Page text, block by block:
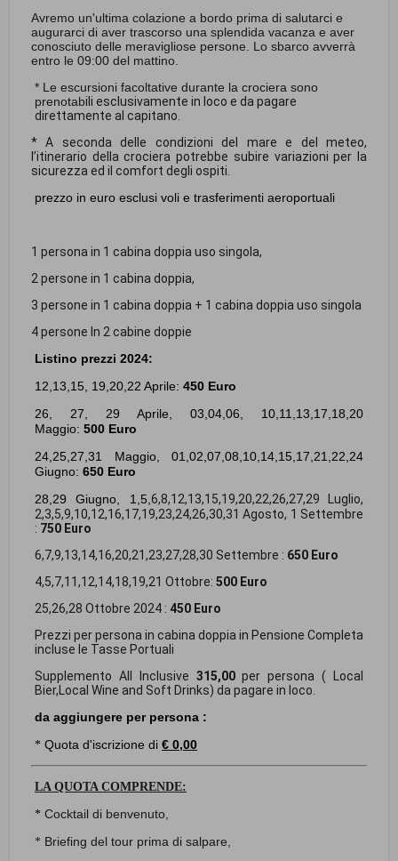
Avremo un'ultima colazione a bordo prima di salutarci e
augurarci di aver trascorso una splendida vacanza e aver
conosciuto delle meravigliose persone. Lo sbarco avverrà
entro le 09:00 del mattino.
* Le escursioni facoltative durante la crociera sono
prenotabili esclusivamente in loco e da pagare
direttamente al capitano.
* A seconda delle condizioni del mare e del meteo,
l’itinerario della crociera potrebbe subire variazioni per la
sicurezza ed il comfort degli ospiti.
prezzo in euro esclusi voli e trasferimenti aeroportuali
1 persona in 1 cabina doppia uso singola,
2 persone in 1 cabina doppia,
3 persone in 1 cabina doppia + 1 cabina doppia uso singola
4 persone In 2 cabine doppie
Listino prezzi 2024:
12,13,15, 19,20,22 Aprile: 450 Euro
26, 27, 29 Aprile, 03,04,06, 10,11,13,17,18,20
Maggio: 500 Euro
24,25,27,31 Maggio, 01,02,07,08,10,14,15,17,21,22,24
Giugno: 650 Euro
28,29 Giugno, 1,5,6,8,12,13,15,19,20,22,26,27,29 Luglio,
2,3,5,9,10,12,16,17,19,23,24,26,30,31 Agosto, 1 Settembre
: 750 Euro
6,7,9,13,14,16,20,21,23,27,28,30 Settembre : 650 Euro
4,5,7,11,12,14,18,19,21 Ottobre: 500 Euro
25,26,28 Ottobre 2024 : 450 Euro
Prezzi per persona in cabina doppia in Pensione Completa
incluse le Tasse Portuali
Supplemento All Inclusive 315,00per persona ( Local
Bier,Local Wine and Soft Drinks) da pagare in loco.
da aggiungere per persona :
* Quota d'iscrizione di € 0,00
LA QUOTA COMPRENDE:
* Cocktail di benvenuto,
* Briefing del tour prima di salpare,